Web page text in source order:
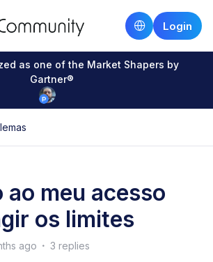
Login
as one of the Market Shapers by
Gartner®
ao meu acesso
os limites
ago 3 replies